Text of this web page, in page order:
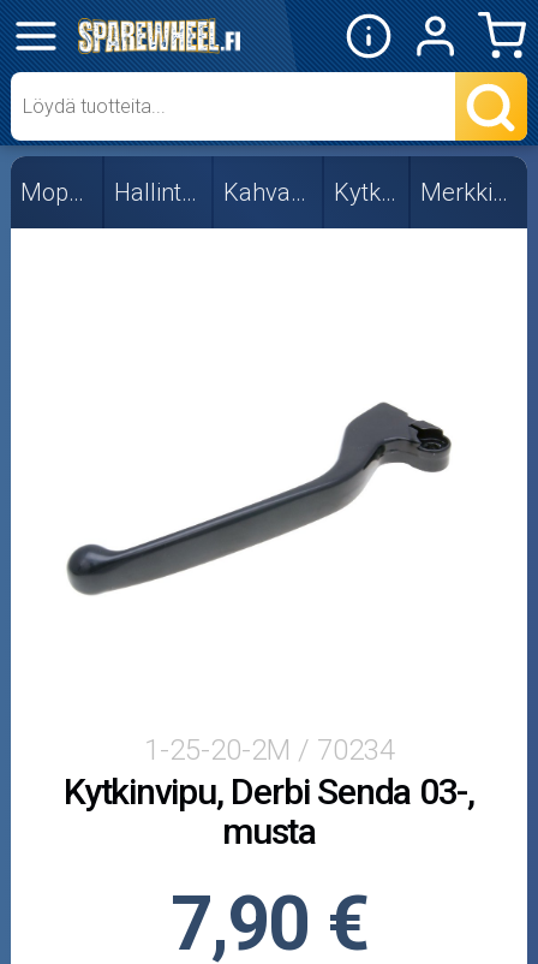
✕
Mopon osat
Merkkikohtaiset
Tuning
Mopoauton osat
Mönkijän osat
Nastarenkaat
Renkaat ja vanteet
Öljyt ja kemikaalit
Mopon osat Hallintalaitteet Kahvat ja vivut Kytkinvivut Merkkikohtaiset
1-25-20-2M / 70234
Kytkinvipu, Derbi Senda 03-,
musta
7,90 €